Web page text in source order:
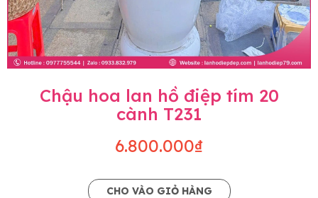
Chậu hoa lan hồ điệp tím 20
cành T231
6.800.000₫
CHO VÀO GIỎ HÀNG